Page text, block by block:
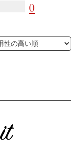
0